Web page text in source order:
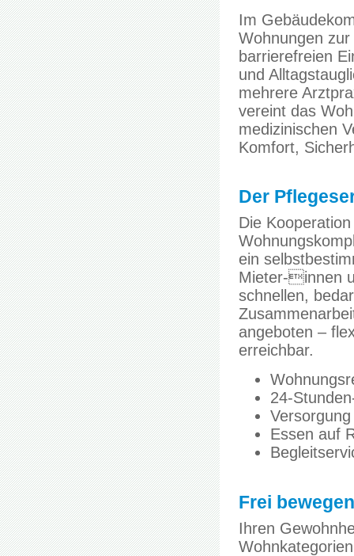
Im
Wohnungen
barrierefreien
und
mehrere
vereint das
medizinischen
Komfort,
Der
Die
ein
Mieter-innen
schnellen,
angeboten –
erreichbar.
24-
Essen auf
Frei
Ihren